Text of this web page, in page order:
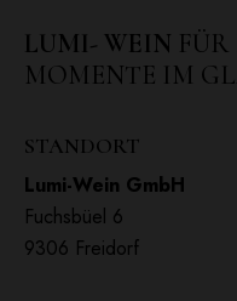
LUMI- WEIN
MOMENTE IM
STANDORT
Lumi-Wein GmbH
Fuchsbüel 6
9306 Freidorf